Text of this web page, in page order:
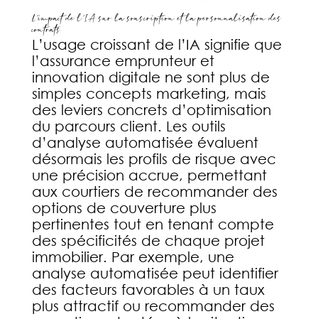
L’impact de l’IA sur la souscription et la personnalisation des
contrats
L’usage croissant de l’IA signifie que
l’assurance emprunteur et
innovation digitale ne sont plus de
simples concepts marketing, mais
des leviers concrets d’optimisation
du parcours client. Les outils
d’analyse automatisée évaluent
désormais les profils de risque avec
une précision accrue, permettant
aux courtiers de recommander des
options de couverture plus
pertinentes tout en tenant compte
des spécificités de chaque projet
immobilier. Par exemple, une
analyse automatisée peut identifier
des facteurs favorables à un taux
plus attractif ou recommander des